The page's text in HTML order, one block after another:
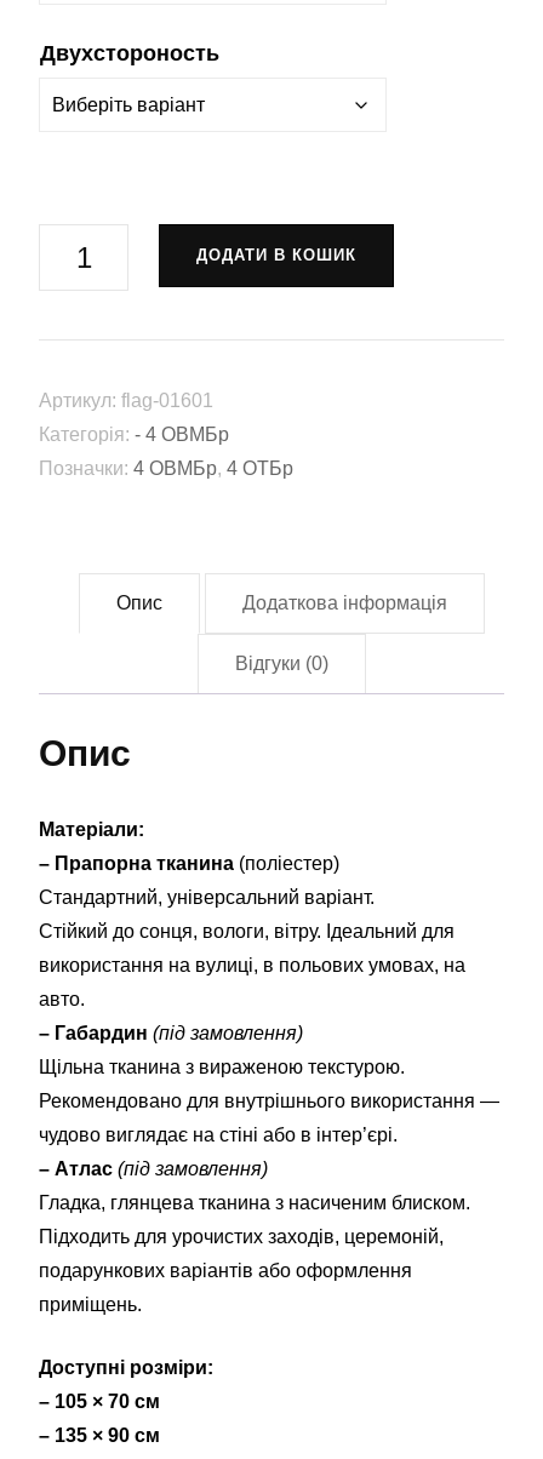
Двухстороность
РУБпАК
4-
окрема
важка
механізована
гетьмана
ЗСУ
01601)
кількість
ДОДАТИ В КОШИК
Артикул: flag-01601
Категорія: - 4 ОВМБр
Позначки: 4 ОВМБр, 4 ОТБр
Опис Додаткова інформація
Відгуки (0)
Опис
Матеріали:
– Прапорна тканина (поліестер)
Стандартний, універсальний варіант.
Стійкий до сонця, вологи, вітру. Ідеальний для
використання на вулиці, в польових умовах, на
авто.
– Габардин (під замовлення)
Щільна тканина з вираженою текстурою.
Рекомендовано для внутрішнього використання —
чудово виглядає на стіні або в інтер’єрі.
– Атлас (під замовлення)
Гладка, глянцева тканина з насиченим блиском.
Підходить для урочистих заходів, церемоній,
подарункових варіантів або оформлення
приміщень.
Доступні розміри:
– 105 × 70 см
– 135 × 90 см